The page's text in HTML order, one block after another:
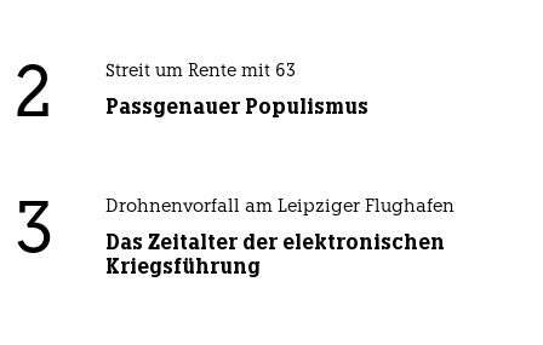
2 Streit um Rente mit 63
Passgenauer Populismus
3 Drohnenvorfall am Leipziger Flughafen
Das Zeitalter der elektronischen
Kriegsführung